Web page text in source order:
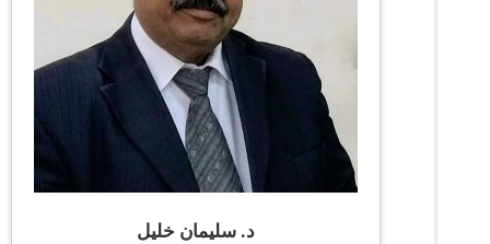
د. سليمان خليل